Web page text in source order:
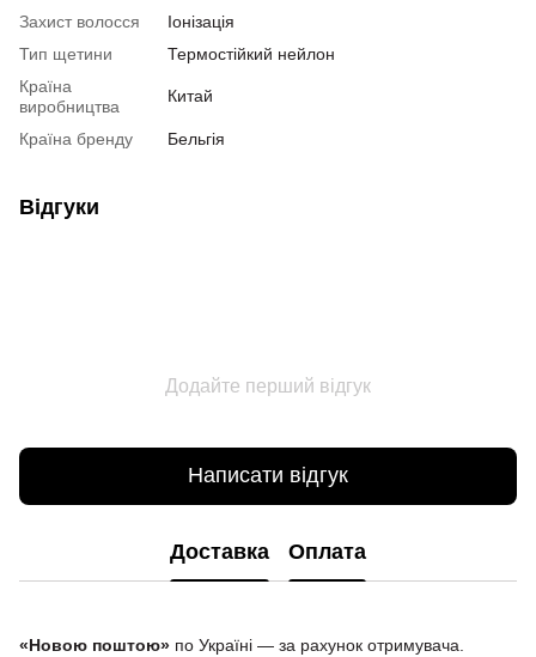
Захист волосся
Іонізація
Тип щетини
Термостійкий нейлон
Країна
виробництва
Китай
Країна бренду Бельгія
Відгуки
Додайте перший відгук
Написати відгук
Доставка Оплата
«Новою поштою» по Україні — за рахунок отримувача.